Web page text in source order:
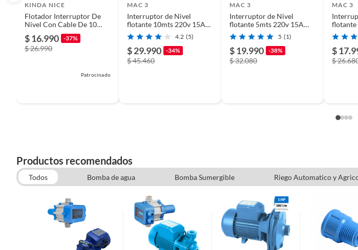
KINDA NICE
Flotador Interruptor De
Nivel Con Cable De 10
Metros Ip68
$ 16.990 -37%
$ 26.990
Patrocinado
MAC 3
Interruptor de Nivel
flotante 10mts 220v 15A
Pvc Mac3
4.2 (5)
$ 29.990 -34%
$ 45.460
MAC 3
Interruptor de Nivel
flotante 5mts 220v 15A
Pvc Mac3
5 (1)
$ 19.990 -38%
$ 32.080
MAC 3
flotante
Pvc
$
$
Productos recomendados
Todos Bomba de agua Bomba Sumergible Riego Automatico y